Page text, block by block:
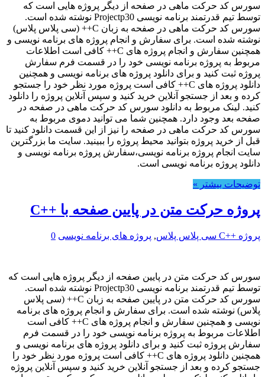
سورس کد حرکت ماهی در صفحه از دیگر پروژه هایی است که
توسط تیم قدرتمند برنامه نویسی Projectp30 نوشته شده است.
سورس کد حرکت ماهی در صفحه به زبان C++ (سی پلاس پلاس)
نوشته شده است. برای سفارش و انجام پروژه های برنامه نویسی و
همچنین سفارش و انجام پروژه های C++ کافی است اطلاعات
مربوط به پروژه برنامه نویسی خود را در قسمت فرم سفارش
پروژه ثبت کنید و برای دانلود پروژه های برنامه نویسی و همچنین
دانلود پروژه های C++ کافی است پروژه مورد نظر خود را جستجو
کرده و بعد از جستجو آنلاین خرید کنید و سپس آنلاین پروژه را دانلود
کنید. لینک مربوط به دانلود سورس کد حرکت ماهی در صفحه در
صفحه بعد وجود دارد. همچنین شما می توانید دموی مربوط به
سورس کد حرکت ماهی در صفحه را نیز از این قسمت دانلود کنید تا
قبل از خرید پروژه بتوانید محیط پروژه را ببینید. سایت ما بزرگترین
سایت انجام پروژه برنامه نویسی،سفارش پروژه برنامه نویسی و
دانلود پروژه برنامه نویسی است.
توضیحات بیشتر »
پروژه حرکت متن در پایین صفحه با ++C
پروژه ++C سی پلاس پلاس , پروژه های برنامه نویسی 0
سورس کد حرکت متن در پایین صفحه از دیگر پروژه هایی است که
توسط تیم قدرتمند برنامه نویسی Projectp30 نوشته شده است.
سورس کد حرکت متن در پایین صفحه به زبان C++ (سی پلاس
پلاس) نوشته شده است. برای سفارش و انجام پروژه های برنامه
نویسی و همچنین سفارش و انجام پروژه های C++ کافی است
اطلاعات مربوط به پروژه برنامه نویسی خود را در قسمت فرم
سفارش پروژه ثبت کنید و برای دانلود پروژه های برنامه نویسی و
همچنین دانلود پروژه های C++ کافی است پروژه مورد نظر خود را
جستجو کرده و بعد از جستجو آنلاین خرید کنید و سپس آنلاین پروژه